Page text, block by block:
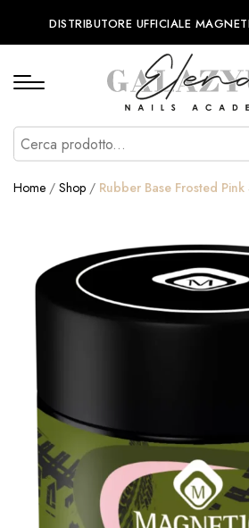
DISTRIBUTORE UFFICIALE
Home / Shop / Rubber Base Frosted